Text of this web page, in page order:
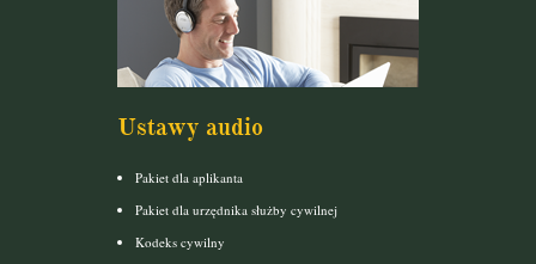
Ustawy audio
Pakiet dla aplikanta
Pakiet dla urzędnika służby cywilnej
Kodeks cywilny